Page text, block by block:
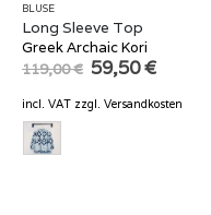
BLUSE
Long Sleeve Top
Greek Archaic Kori
119,00€ Original
price
was:
119,00 €.
59,50€Current
is:
incl. VAT zzgl. Versandkosten